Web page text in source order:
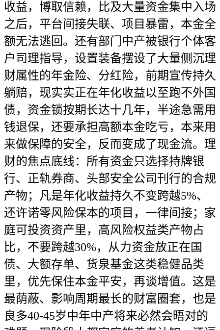
收益，博取信赖，比及大量资金集中入场
之后，平台间接失联、项目暴雷，本金全
额无法逃回。还有部门中产被银行个体客
户司理指导，设置装备摆设了大量侧沉理
财属性的年金险、分红险，前期宣传持久
躺赔，现实实正在年化收益以至跑不外国
债，资金锁按期长达十几年，半途急需用
钱退保，还要承担高额本金吃亏，本来用
来做保障的安全，反而变成了现金流。理
财的焦点底线：所有资金只选择持牌银
行、正轨券商、头部安全公司刊行的合规
产物；凡是年化收益持久不变跨越5%、
还许诺零风险保本的项目，一律间接；家
庭可投资资产里，高风险权益类产物占
比，不要跨越30%，从力资金放正在国
债、大额存单、货泉基金这类稳健品类
里，优先保住本金平安，再谈增值。这是
最荫蔽、影响周期最长的财富圈套，也是
良多40-45岁中年中产将来必然会晤对的